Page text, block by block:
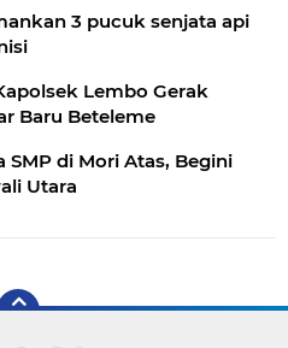
3 pucuk senjata api
Lembo Gerak
Baru Beteleme
di Mori Atas, Begini
Utara